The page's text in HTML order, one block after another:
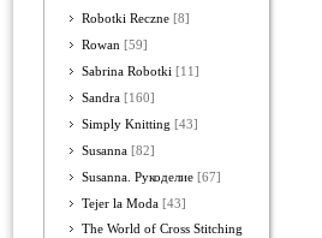
Robotki Reczne [8]
Rowan [59]
Sabrina Robotki [11]
Sandra [160]
Simply Knitting [43]
Susanna [82]
Susanna. Рукоделие [67]
Tejer la Moda [43]
The World of Cross Stitching